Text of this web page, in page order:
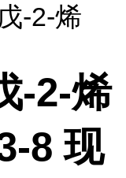
-2-烯
-2-烯
8 现